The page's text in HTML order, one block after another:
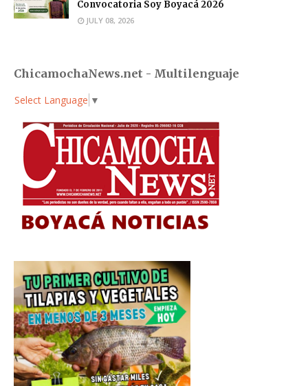
Convocatoria Soy Boyacá 2026
JULY 08, 2026
ChicamochaNews.net - Multilenguaje
Select Language ▼